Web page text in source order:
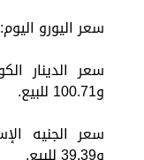
سعر اليورو اليوم: 34.03 جنيه للشراء، و34.15 للبيع
و100.71 للبيع.